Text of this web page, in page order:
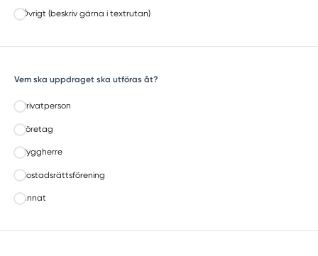
Övrigt (beskriv gärna i textrutan)
Vem ska uppdraget ska utföras åt?
Privatperson
Företag
Byggherre
Bostadsrättsförening
Annat